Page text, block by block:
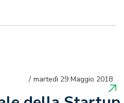
martedì 29 Maggio 2018